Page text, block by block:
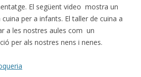
El següent video mostra un
per a infants. El taller de cuina a
a les nostres aules com un
per als nostres nens i nenes.